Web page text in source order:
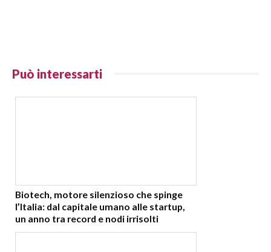
Può interessarti
Biotech, motore silenzioso che spinge
l’Italia: dal capitale umano alle startup,
un anno tra record e nodi irrisolti